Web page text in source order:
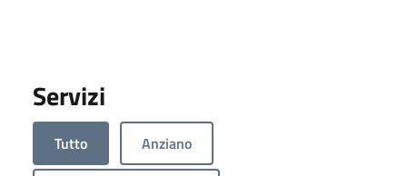
Servizi
Tutto Anziano